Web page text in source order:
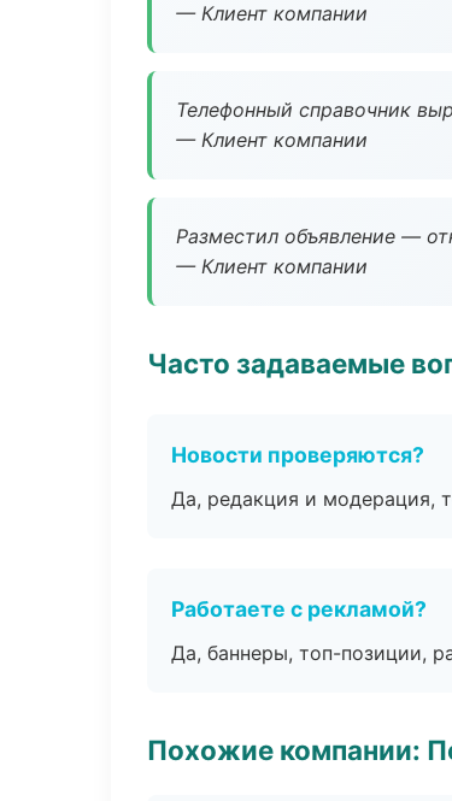
— Клиент компании
Телефонный справочник
— Клиент компании
Разместил объявление —
— Клиент компании
Часто задаваемые
Новости проверяются?
Да, редакция и модерация,
Работаете с рекламой?
Да, баннеры, топ-позиции,
Похожие компании: